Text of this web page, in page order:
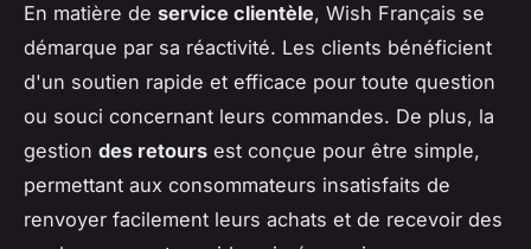
En matière de service clientèle, Wish Français se
démarque par sa réactivité. Les clients bénéficient
d'un soutien rapide et efficace pour toute question
ou souci concernant leurs commandes. De plus, la
gestion des retours est conçue pour être simple,
permettant aux consommateurs insatisfaits de
renvoyer facilement leurs achats et de recevoir des